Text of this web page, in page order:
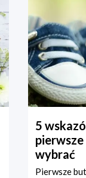
5
wybrać
Pierwsze